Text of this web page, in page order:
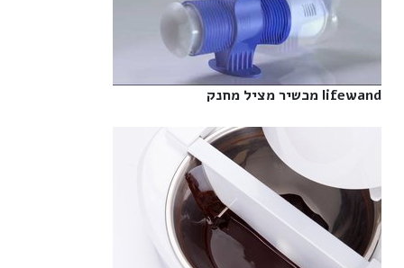
lifewand מכשיר מציל מחנק‎